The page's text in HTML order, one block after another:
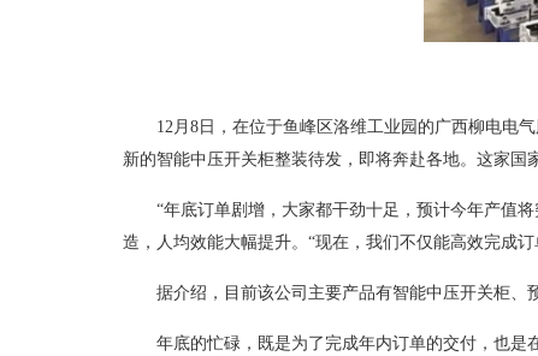
12月8日，在位于鱼峰区洛维工业园的广西柳电电
新的智能中压开关柜整装待发，即将奔赴各地。这家国
“年底订单剧增，大家都干劲十足，预计今年产值
造，人均效能大幅提升。“现在，我们不仅能高效完成
据介绍，目前该公司主要产品有智能中压开关柜、
年底的忙碌，既是为了完成年内订单的交付，也是